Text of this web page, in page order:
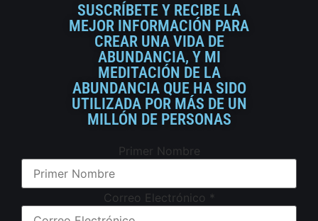
SUSCRÍBETE Y RECIBE LA
MEJOR INFORMACIÓN PARA
CREAR UNA VIDA DE
ABUNDANCIA, Y MI
MEDITACIÓN DE LA
ABUNDANCIA QUE HA SIDO
UTILIZADA POR MÁS DE UN
MILLÓN DE PERSONAS
Primer Nombre
Correo Electrónico *